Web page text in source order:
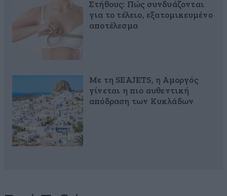
Στήθους: Πώς συνδυάζονται
για το τέλειο, εξατομικευμένο
αποτέλεσμα
Με τη SEAJETS, η Αμοργός
γίνεται η πιο αυθεντική
απόδραση των Κυκλάδων